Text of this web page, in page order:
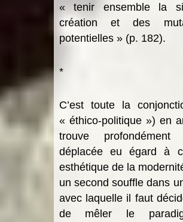
« tenir ensemble la
création et des
potentielles » (p. 182).
*
C’est toute la
« éthico-politique ») en
trouve
déplacée eu égard à
esthétique de la
un second souffle dans
avec laquelle il faut
de mêler le